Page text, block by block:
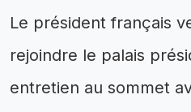
Le président français
rejoindre le palais
entretien au sommet